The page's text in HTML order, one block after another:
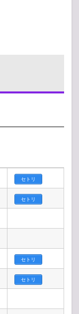
セトリ
セトリ
セトリ
セトリ